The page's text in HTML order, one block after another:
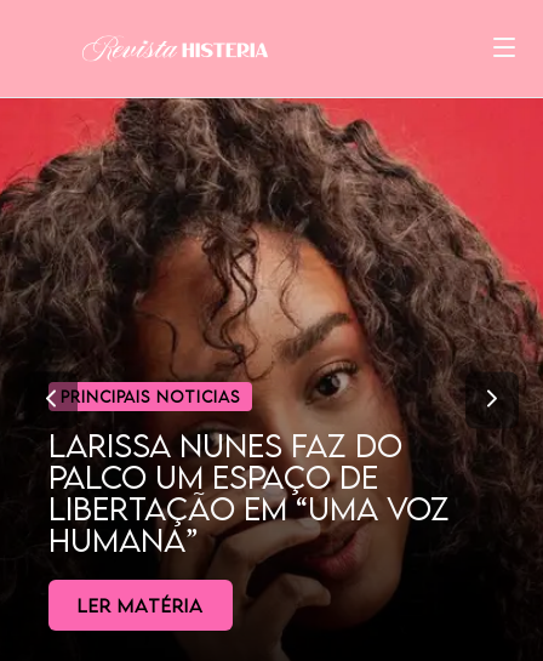
CINEMA
POR QUE AS MULHERES
GOSTAM TANTO DE
DORAMAS?
LER MATÉRIA